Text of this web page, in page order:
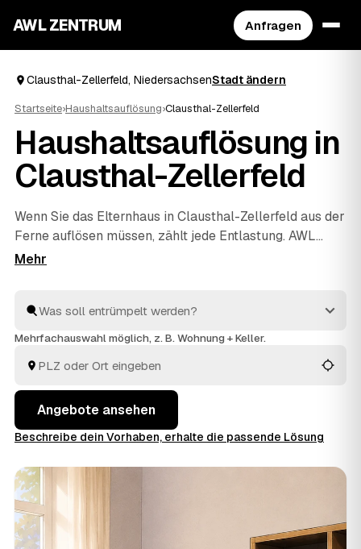
AWL ZENTRUM Anfragen
Clausthal-Zellerfeld, NiedersachsenStadt ändern
Startseite›Haushaltsauflösung›Clausthal-Zellerfeld
Haushaltsauflösung in
Clausthal-Zellerfeld
Wenn Sie das Elternhaus in Clausthal-Zellerfeld aus der
Ferne auflösen müssen, zählt jede Entlastung. AWL
bündelt die Suche: Eine Anfrage genügt, und geprüfte
Sichtung des Nachlasses, fachgerechte Entsorgung und
Wertanrechnung übernehmen die Profis – einfühlsam
aus Clausthal-Zellerfeld und
Bad Grund
vergleichen Sie in Ruhe und geben den Auftrag aus der
Hand.
Mehrfachauswahl möglich, z. B. Wohnung + Keller.
Angebote ansehen
Beschreibe dein Vorhaben, erhalte die passende Lösung